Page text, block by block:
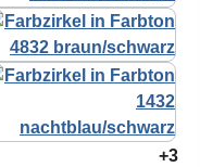
+3